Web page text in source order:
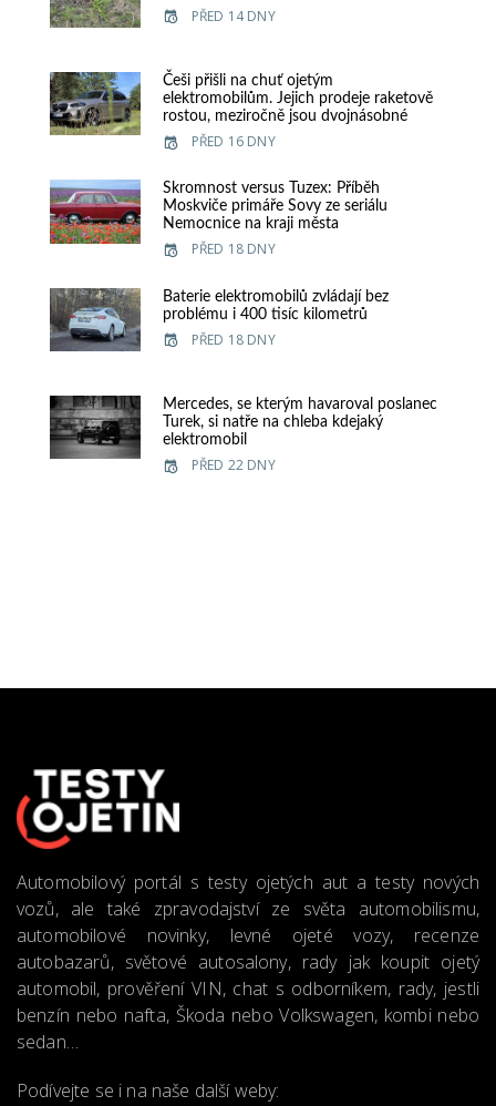
PŘED 14 DNY
Češi přišli na chuť ojetým
elektromobilům. Jejich prodeje raketově
rostou, meziročně jsou dvojnásobné
PŘED 16 DNY
Skromnost versus Tuzex: Příběh
Moskviče primáře Sovy ze seriálu
Nemocnice na kraji města
PŘED 18 DNY
Baterie elektromobilů zvládají bez
problému i 400 tisíc kilometrů
PŘED 18 DNY
Mercedes, se kterým havaroval poslanec
Turek, si natře na chleba kdejaký
elektromobil
PŘED 22 DNY
Automobilový portál s testy ojetých aut a testy nových
vozů, ale také zpravodajství ze světa automobilismu,
automobilové novinky, levné ojeté vozy, recenze
autobazarů, světové autosalony, rady jak koupit ojetý
automobil, prověření VIN, chat s odborníkem, rady, jestli
benzín nebo nafta, Škoda nebo Volkswagen, kombi nebo
sedan…
Podívejte se i na naše další weby: